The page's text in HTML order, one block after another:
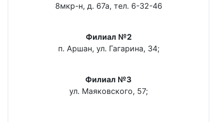
8мкр-н, д. 67а, тел. 6-32-46
Филиал №2
п. Аршан, ул. Гагарина, 34;
Филиал №3
ул. Маяковского, 57;